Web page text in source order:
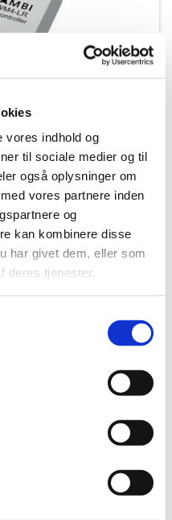
vores indhold og
til sociale medier og til
også oplysninger om
vores partnere inden
og
kan kombinere disse
har givet dem, eller som
deres tjenester.
Range) med 4